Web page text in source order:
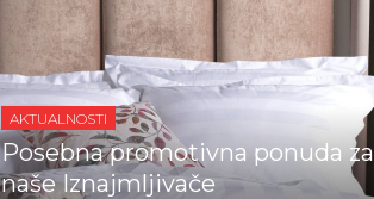
AKTUALNOSTI
Posebna promotivna ponuda za
naše Iznajmljivače